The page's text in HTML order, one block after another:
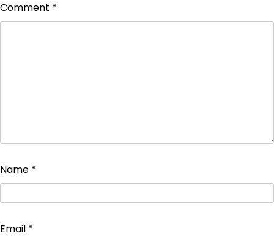
Comment *
Name *
Email *